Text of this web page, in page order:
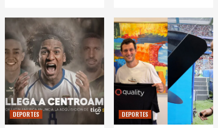
DEPORTES DEPORTES